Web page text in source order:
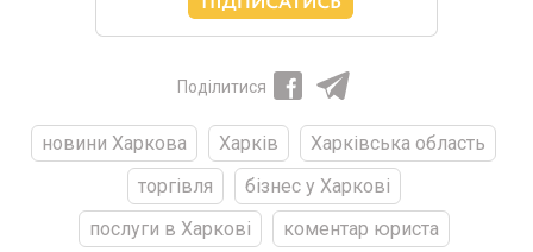
Поділитися
новини Харкова Харків
Харківська область
торгівля
бізнес у Харкові
послуги в Харкові
коментар юриста